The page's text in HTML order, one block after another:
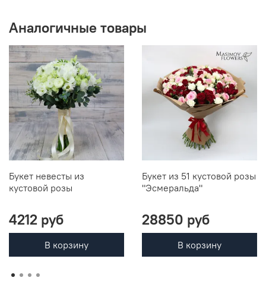
Аналогичные товары
Букет невесты из
кустовой розы
4212 руб
В корзину
Букет из 51 кустовой розы
"Эсмеральда"
28850 руб
В корзину